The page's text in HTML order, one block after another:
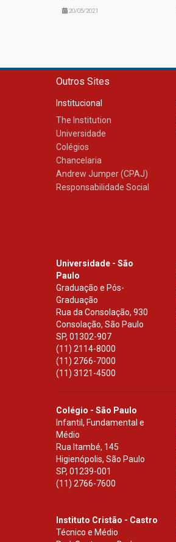
20/05/2021
Outros Sites
Institucional
The Institution
Universidade
Colégios
Chancelaria
Andrew Jumper (CPAJ)
Responsabilidade Social
Universidade - São
Paulo
Graduação e Pós-
Graduação
Rua da Consolação, 930
Consolação, São Paulo
SP, 01302-907
(11) 2114-8000
(11) 2766-7000
(11) 3121-4500
Colégio - São Paulo
Infantil, Fundamental e
Médio
Rua Itambé, 145
Higienópolis, São Paulo
SP, 01239-001
(11) 2766-7600
Instituto Cristão - Castro
Técnico e Médio